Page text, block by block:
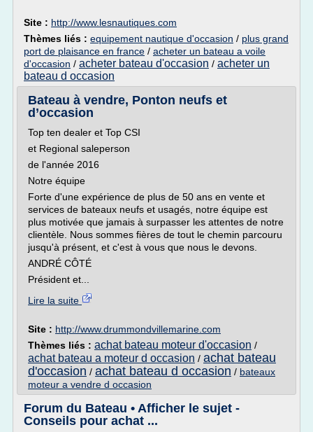
Site : http://www.lesnautiques.com
Thèmes liés : equipement nautique d'occasion / plus grand
port de plaisance en france / acheter un bateau a voile
d'occasion / acheter bateau d'occasion / acheter un
bateau d occasion
Bateau à vendre, Ponton neufs et
d’occasion
Top ten dealer et Top CSI
et Regional saleperson
de l'année 2016
Notre équipe
Forte d'une expérience de plus de 50 ans en vente et
services de bateaux neufs et usagés, notre équipe est
plus motivée que jamais à surpasser les attentes de notre
clientèle. Nous sommes fières de tout le chemin parcouru
jusqu'à présent, et c'est à vous que nous le devons.
ANDRÉ CÔTÉ
Président et...
Lire la suite
Site : http://www.drummondvillemarine.com
Thèmes liés : achat bateau moteur d'occasion /
achat bateau a moteur d occasion / achat bateau
d'occasion / achat bateau d occasion / bateaux
moteur a vendre d occasion
Forum du Bateau • Afficher le sujet -
Conseils pour achat ...